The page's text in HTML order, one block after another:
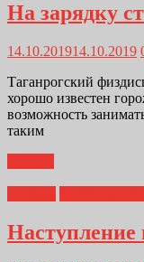
На зарядку
14.10.201914.10.2019
Таганрогский
хорошо известен
возможность
таким
Наступление